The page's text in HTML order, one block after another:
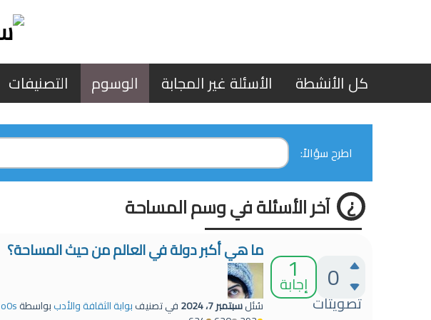
كل الأنشطة الأسئلة غير المجابة الوسوم التصنيفات
اطرح سؤالاً:
آخر الأسئلة في وسم المساحة
0
تصويتات
1
إجابة
ما هي أكبر دولة في العالم من حيث المساحة؟
سُئلسبتمبر 7، 2024 في تصنيفبوابة الثقافة والأدببواسطةo0s